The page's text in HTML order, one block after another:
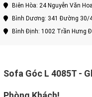
Biên Hòa: 24 Nguyễn Văn
Bình Dương: 341 Đường 30/
Bình Định: 1002 Trần Hưng
Sofa Góc L 4085T -